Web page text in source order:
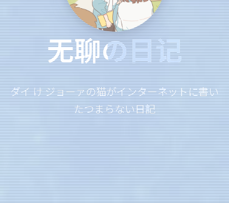
无聊の日记
ダイ け ジョーァの猫がインターネットに書い
たつまらない日記